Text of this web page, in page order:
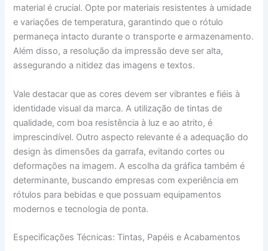
material é crucial. Opte por materiais resistentes à umidade
e variações de temperatura, garantindo que o rótulo
permaneça intacto durante o transporte e armazenamento.
Além disso, a resolução da impressão deve ser alta,
assegurando a nitidez das imagens e textos.
Vale destacar que as cores devem ser vibrantes e fiéis à
identidade visual da marca. A utilização de tintas de
qualidade, com boa resistência à luz e ao atrito, é
imprescindível. Outro aspecto relevante é a adequação do
design às dimensões da garrafa, evitando cortes ou
deformações na imagem. A escolha da gráfica também é
determinante, buscando empresas com experiência em
rótulos para bebidas e que possuam equipamentos
modernos e tecnologia de ponta.
Especificações Técnicas: Tintas, Papéis e Acabamentos